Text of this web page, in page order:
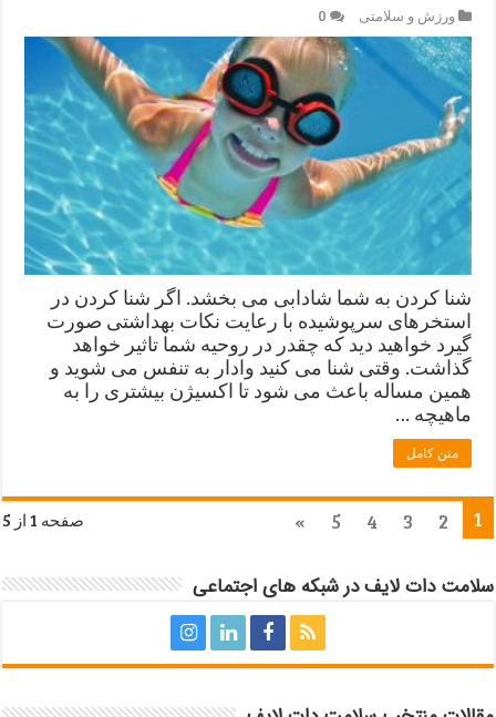
ورزش و سلامتی 0
شنا کردن به شما شادابی می بخشد. اگر شنا کردن در
استخرهای سرپوشیده با رعایت نکات بهداشتی صورت
گیرد خواهید دید که چقدر در روحیه شما تاثیر خواهد
گذاشت. وقتی شنا می کنید وادار به تنفس می شوید و
همین مساله باعث می شود تا اکسیژن بیشتری را به
ماهیچه …
متن کامل
صفحه 1 از 5 1
2
3
4
5
»
سلامت دات لایف در شبکه های اجتماعی